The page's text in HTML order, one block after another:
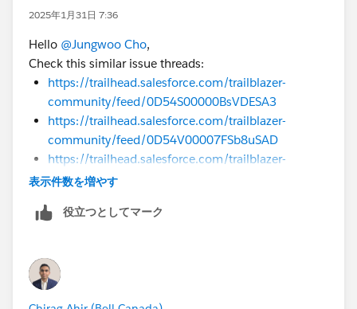
2025年1月31日 7:36
Hello @Jungwoo Cho,
Check this similar issue threads:
https://trailhead.salesforce.com/trailblazer-
community/feed/0D54S00000BsVDESA3
https://trailhead.salesforce.com/trailblazer-
community/feed/0D54V00007FSb8uSAD
https://trailhead.salesforce.com/trailblazer-
community/feed/0D54S00000EA2VjSAL
表示件数を増やす
役立つとしてマーク